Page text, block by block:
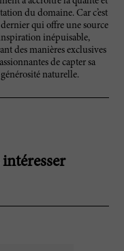
du domaine. Car c’est
dernier qui offre une source
inépuisable,
des manières exclusives
de capter sa
générosité naturelle.